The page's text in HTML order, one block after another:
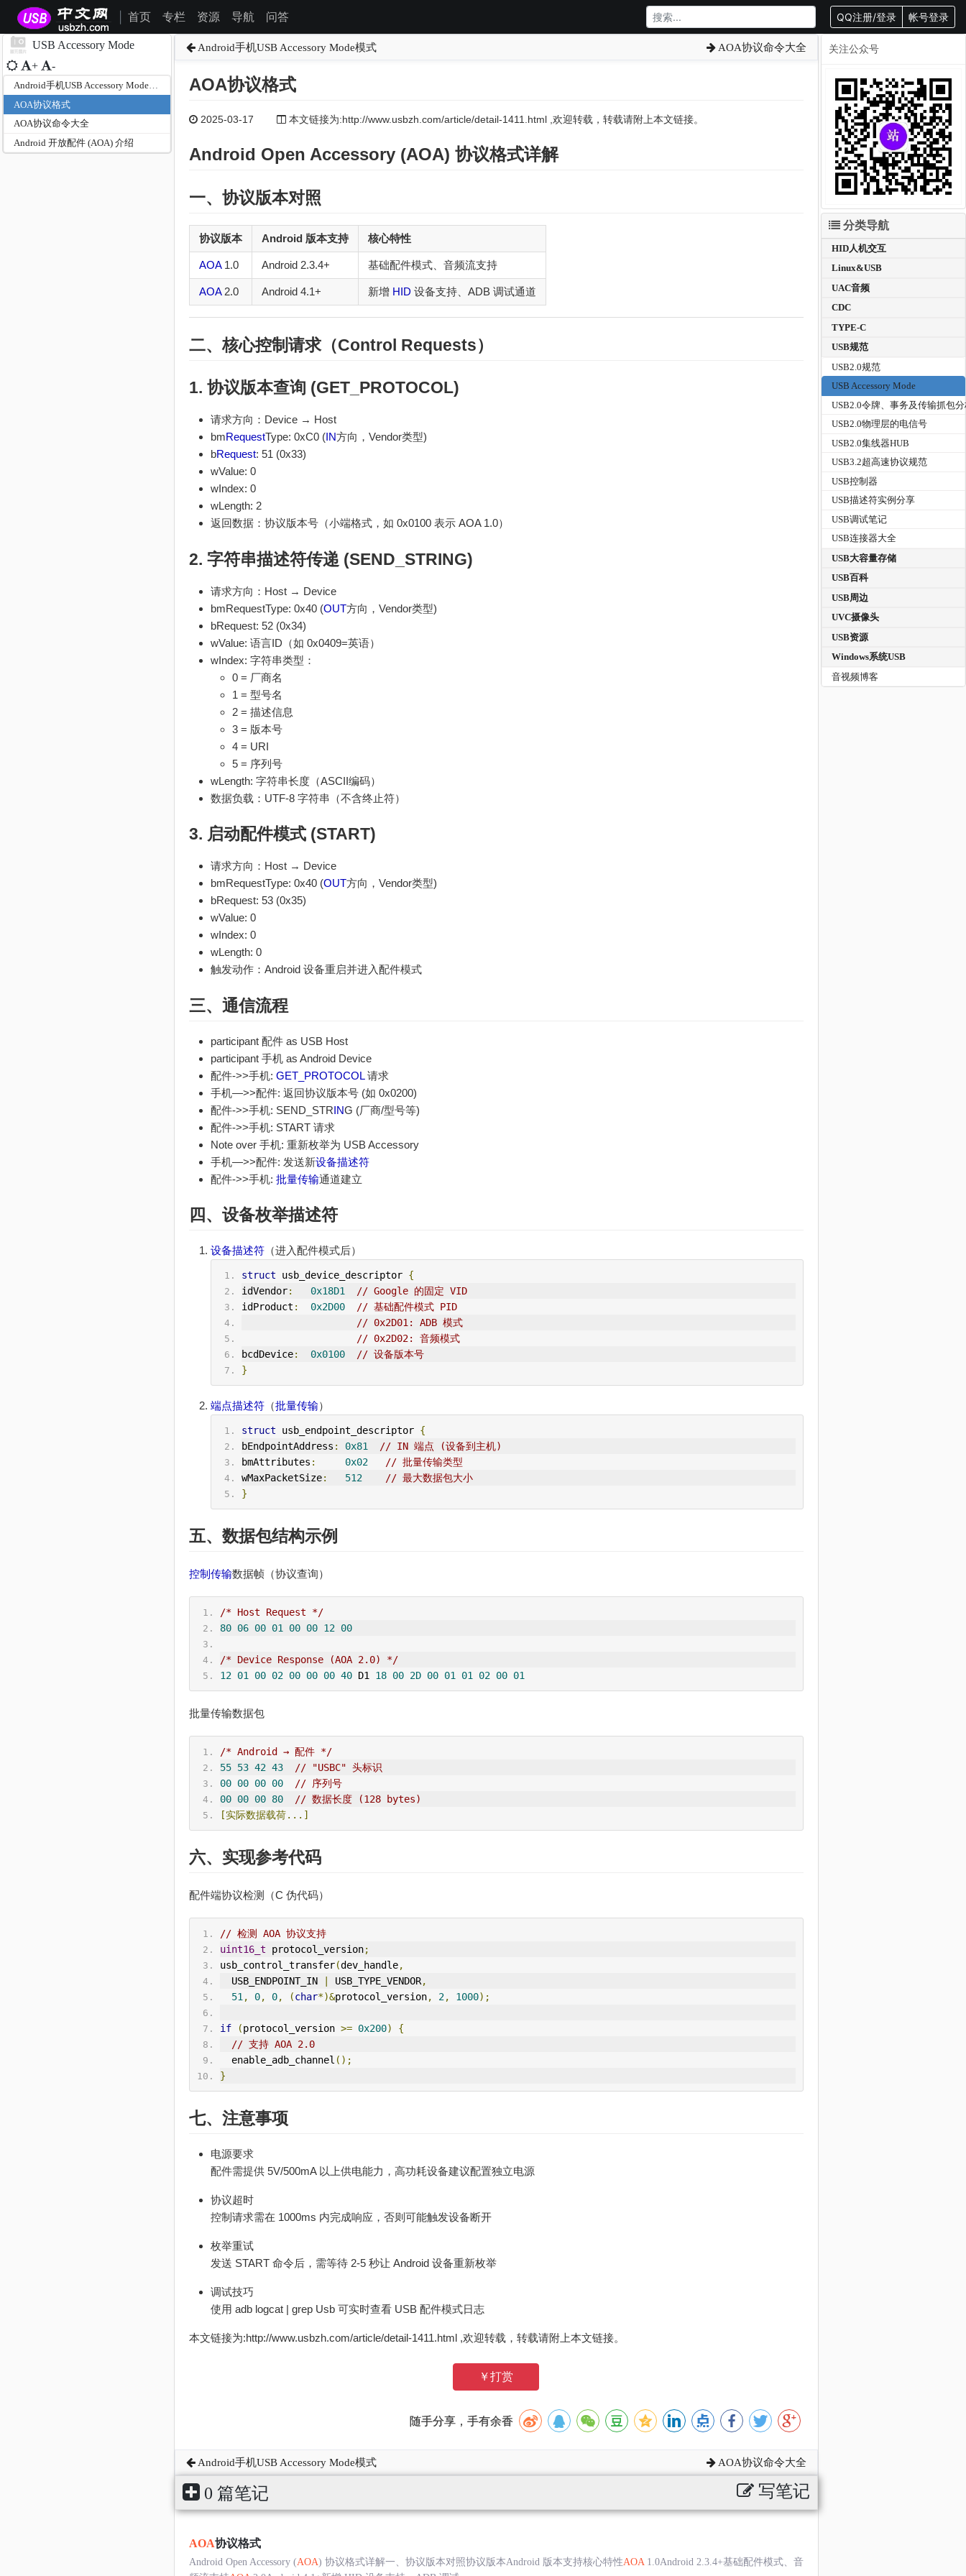
首页 专栏 资源 导航 问答 QQ注册/登录 帐号登录
USB Accessory Mode
+ -
Android手机USB Accessory Mode模式
AOA协议格式
AOA协议命令大全
Android 开放配件 (AOA) 介绍
Android手机USB Accessory Mode模式 AOA协议命令大全
AOA协议格式
2025-03-17 本文链接为:http://www.usbzh.com/article/detail-1411.html ,欢迎转载，转载请附上本文链接。
Android Open Accessory (AOA) 协议格式详解
一、协议版本对照
协议版本 Android 版本支持 核心特性
AOA1.0 Android 2.3.4+ 基础配件模式、音频流支持
AOA2.0 Android 4.1+ 新增 HID 设备支持、ADB 调试通道
二、核心控制请求（Control Requests）
1. 协议版本查询 (GET_PROTOCOL)
请求方向：Device → Host
bmRequestType: 0xC0 (IN方向，Vendor类型)
bRequest: 51 (0x33)
wValue: 0
wIndex: 0
wLength: 2
返回数据：协议版本号（小端格式，如 0x0100 表示 AOA 1.0）
2. 字符串描述符传递 (SEND_STRING)
请求方向：Host → Device
bmRequestType: 0x40 (OUT方向，Vendor类型)
bRequest: 52 (0x34)
wValue: 语言ID（如 0x0409=英语）
wIndex: 字符串类型：
0 = 厂商名
1 = 型号名
2 = 描述信息
3 = 版本号
4 = URI
5 = 序列号
wLength: 字符串长度（ASCII编码）
数据负载：UTF-8 字符串（不含终止符）
3. 启动配件模式 (START)
请求方向：Host → Device
bmRequestType: 0x40 (OUT方向，Vendor类型)
bRequest: 53 (0x35)
wValue: 0
wIndex: 0
wLength: 0
触发动作：Android 设备重启并进入配件模式
三、通信流程
participant 配件 as USB Host
participant 手机 as Android Device
配件->>手机: GET_PROTOCOL请求
手机—>>配件: 返回协议版本号 (如 0x0200)
配件->>手机: SEND_STRING (厂商/型号等)
配件->>手机: START 请求
Note over 手机: 重新枚举为 USB Accessory
手机—>>配件: 发送新设备描述符
配件->>手机: 批量传输通道建立
四、设备枚举描述符
设备描述符（进入配件模式后）
struct usb_device_descriptor {
idVendor: 0x18D1
// Google 的固定 VID
idProduct : 0x2D00
// 基础配件模式 PID
// 0x2D01: ADB 模式
// 0x2D02: 音频模式
bcdDevice: 0x0100
// 设备版本号
}
端点描述符（批量传输）
struct usb_endpoint_descriptor {
bEndpointAddress : 0x81
// IN 端点 (设备到主机)
bmAttributes : 0x02 // 批量传输类型
wMaxPacketSize: 512
// 最大数据包大小
}
五、数据包结构示例
控制传输数据帧（协议查询）
/* Host Request */
80 06 00 01 00 00 12 00
/* Device Response (AOA 2.0) */
12 01 00 02 00 00 00 40 D1 18 00 2D 00 01 01 02 00 01
批量传输数据包
/* Android → 配件 */
55 53 42 43
// "USBC" 头标识
00 00 00 00
// 序列号
00 00 00 80
// 数据长度 (128 bytes)
[实际数据载荷...]
六、实现参考代码
配件端协议检测（C 伪代码）
// 检测 AOA 协议支持
uint16_t protocol_version;
usb_control_transfer(dev_handle,
  USB_ENDPOINT_IN
USB_TYPE_VENDOR,
51 , 0, 0, (char*)&protocol_version, 2, 1000);
if (protocol_version >= 0x200)
{
// 支持 AOA 2.0
  enable_adb_channel
();
}
七、注意事项
电源要求‌
配件需提供 ‌5V/500mA‌ 以上供电能力，高功耗设备建议配置独立电源
协议超时‌
控制请求需在 ‌1000ms‌ 内完成响应，否则可能触发设备断开
枚举重试‌
发送 START 命令后，需等待 2-5 秒让 Android 设备重新枚举
调试技巧‌
使用 adb logcat | grep Usb 可实时查看 USB 配件模式日志
本文链接为:http://www.usbzh.com/article/detail-1411.html ,欢迎转载，转载请附上本文链接。
￥打赏
随手分享，手有余香
Android手机USB Accessory Mode模式 AOA协议命令大全
0 篇笔记 写笔记
AOA协议格式
Android Open Accessory (AOA) 协议格式详解一、协议版本对照协议版本Android 版本支持核心特性AOA1.0Android 2.3.4+基础配件模式、音
关注公众号
分类导航
HID人机交互
Linux&USB
UAC音频
CDC
TYPE-C
USB规范
USB2.0规范
USB Accessory Mode
USB2.0令牌、事务及传输抓包
USB2.0物理层的电信号
USB2.0集线器HUB
USB3.2超高速协议规范
USB控制器
USB描述符实例分享
USB调试笔记
USB连接器大全
USB大容量存储
USB百科
USB周边
UVC摄像头
USB资源
Windows系统USB
音视频博客